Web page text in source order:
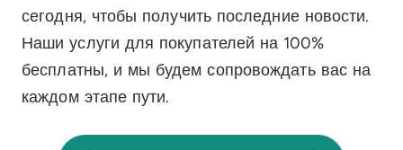
сегодня, чтобы получить последние новости.
Наши услуги для покупателей на 100%
бесплатны, и мы будем сопровождать вас на
каждом этапе пути.